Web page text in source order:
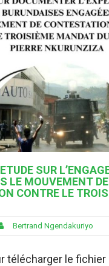
SUR
LE MOUVEMENT DE
CONTRE LE
Bertrand Ngendakuriyo
télécharger le fichier